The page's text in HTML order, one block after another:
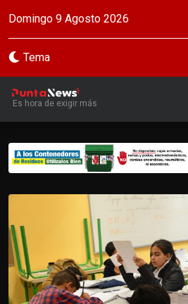
Domingo 9 Agosto 2026
Tema
Es hora de exigir más